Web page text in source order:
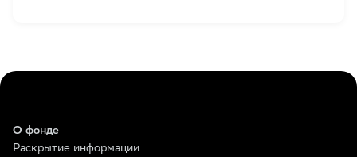
О фонде
Раскрытие информации